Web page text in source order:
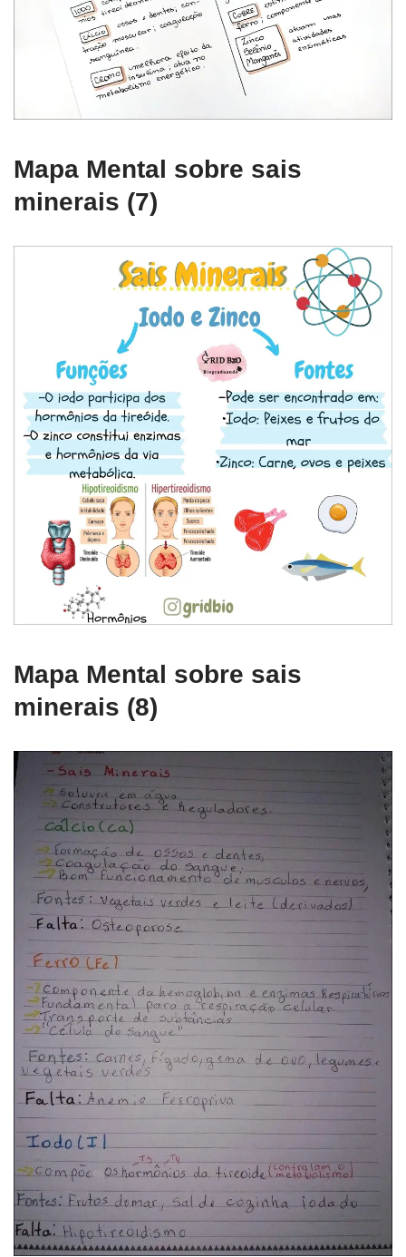
Mapa Mental sobre sais
minerais (7)
Mapa Mental sobre sais
minerais (8)